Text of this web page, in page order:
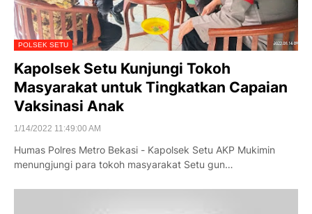
POLSEK SETU
Kapolsek Setu Kunjungi Tokoh
Masyarakat untuk Tingkatkan Capaian
Vaksinasi Anak
1/14/2022 11:49:00 AM
Humas Polres Metro Bekasi - Kapolsek Setu AKP Mukimin
menungjungi para tokoh masyarakat Setu gun…